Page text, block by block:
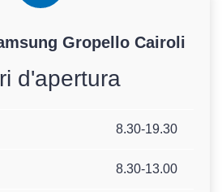
Gropello Cairoli
d'apertura
8.30-19.30
8.30-13.00